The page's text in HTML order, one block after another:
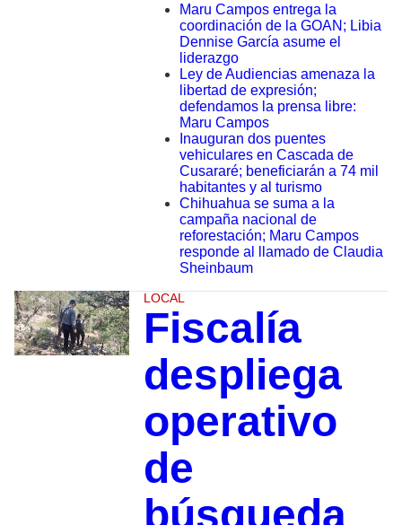
Maru Campos entrega la
coordinación de la GOAN; Libia
Dennise García asume el
liderazgo
Ley de Audiencias amenaza la
libertad de expresión;
defendamos la prensa libre:
Maru Campos
Inauguran dos puentes
vehiculares en Cascada de
Cusararé; beneficiarán a 74 mil
habitantes y al turismo
Chihuahua se suma a la
campaña nacional de
reforestación; Maru Campos
responde al llamado de Claudia
Sheinbaum
LOCAL
Fiscalía
despliega
operativo
de
búsqueda